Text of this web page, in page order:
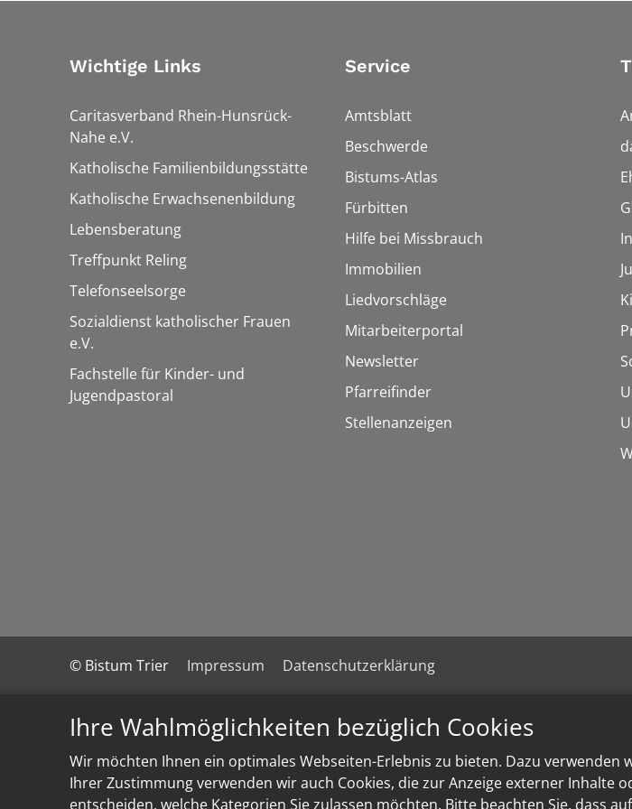
Ihre Wahlmöglichkeiten bezüglich Cookies
Wir möchten Ihnen ein optimales Webseiten-Erlebnis zu bieten. Dazu
Ihrer Zustimmung verwenden wir auch Cookies, die zur Anzeige externer Inhalte
entscheiden, welche Kategorien Sie zulassen möchten. Bitte beachten Sie, dass
Wichtige Links
Caritasverband Rhein-Hunsrück-
Nahe e.V.
Katholische Familienbildungsstätte
Katholische Erwachsenenbildung
Lebensberatung
Treffpunkt Reling
Telefonseelsorge
Sozialdienst katholischer Frauen
e.V.
Fachstelle für Kinder- und
Jugendpastoral
Service
Amtsblatt
Beschwerde
Bistums-Atlas
Fürbitten
Hilfe bei Missbrauch
Immobilien
Liedvorschläge
Mitarbeiterportal
Newsletter
Pfarreifinder
Stellenanzeigen
© Bistum Trier Impressum Datenschutzerklärung